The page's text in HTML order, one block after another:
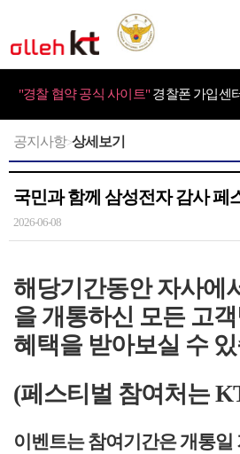
"경찰 협약 공식 사이트"경찰폰 가입센
공지사항>상세보기
국민과 함께 삼성전자 감사 페
2026-06-08
해당기간동안 자사에
을 개통하신 모든 고
혜택을 받아보실 수
(페스티벌 참여처는
이벤트는 참여기간은 개통일